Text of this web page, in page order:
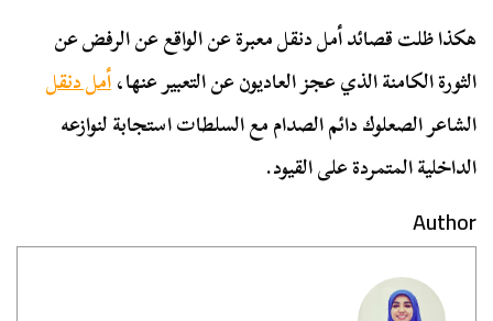
هكذا ظلت قصائد أمل دنقل معبرة عن الواقع عن الرفض عن
الثورة الكامنة الذي عجز العاديون عن التعبير عنها،أمل دنقل
الشاعر الصعلوك دائم الصدام مع السلطات استجابة لنوازعه
الداخلية المتمردة على القيود.
Author